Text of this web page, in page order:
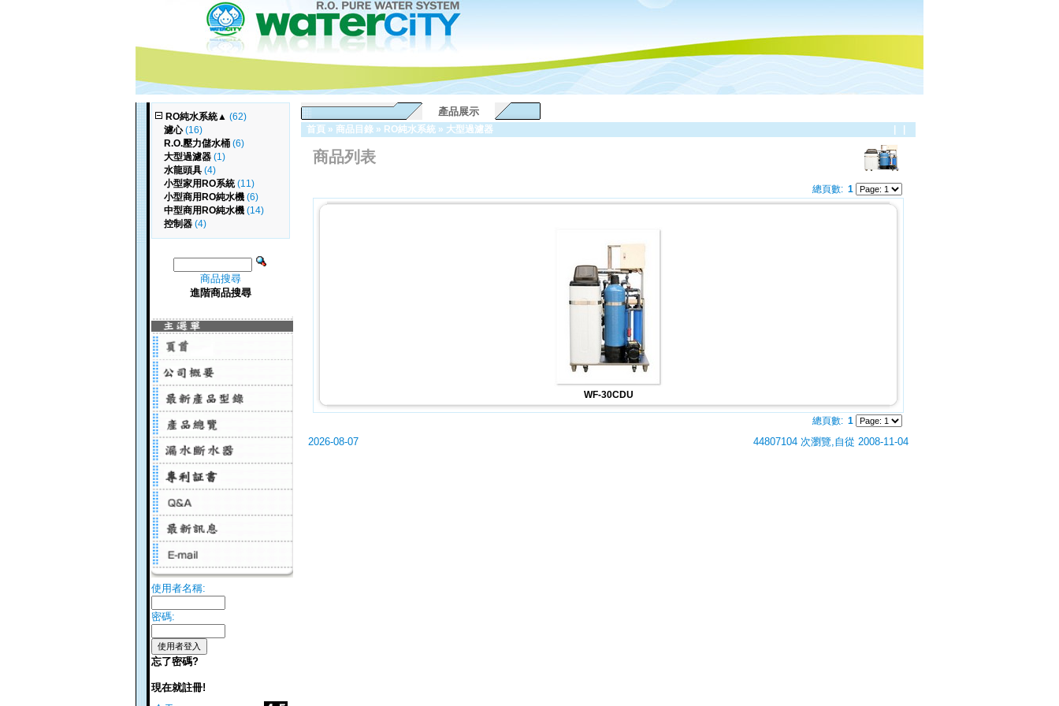
RO純水系統▲ (62)
濾心(16)
R.O.壓力儲水桶 (6)
大型過濾器 (1)
水龍頭具 (4)
小型家用RO系統(11)
小型商用RO純水機 (6)
中型商用RO純水機 (14)
控制器 (4)
商品搜尋
進階商品搜尋
使用者名稱:
密碼:
忘了密碼?
現在就註冊!
產品展示
首頁 » 商品目錄 » RO純水系統 » 大型過濾器
商品列表
總頁數: 1
WF-30CDU
總頁數: 1
2026-08-07 44807104 次瀏覽,自從 2008-11-04